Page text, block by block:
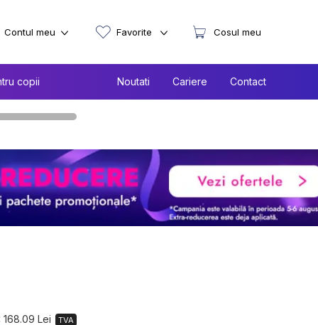
copii Noutati Cariere Contact
Contul meu Favorite Cosul meu
168.09 Lei TVA